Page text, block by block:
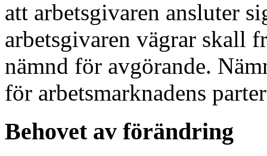
att arbetsgivaren ansluter
arbetsgivaren vägrar skall
nämnd för avgörande.
för arbetsmarknadens
Behovet av förändring